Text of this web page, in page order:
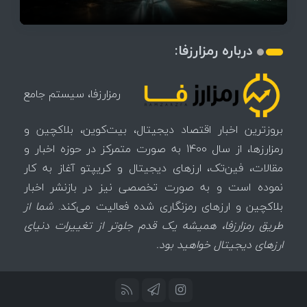
درباره رمزارزفا:
رمزارزفا، سیستم جامع
بروزترین اخبار اقتصاد دیجیتال، بیت‌کوین، بلاکچین و
رمزارزها، از سال 1400 به صورت متمرکز در حوزه اخبار و
مقالات، فین‌تک، ارزهای‌ دیجیتال و کریپتو آغاز به کار
نموده است و به صورت تخصصی نیز در بازنشر اخبار
بلاکچین و ارزهای رمزنگاری شده فعالیت می‌کند.شما از
طریق رمزارزفا، همیشه یک قدم جلوتر از تغییرات دنیای
ارزهای دیجیتال خواهید بود.